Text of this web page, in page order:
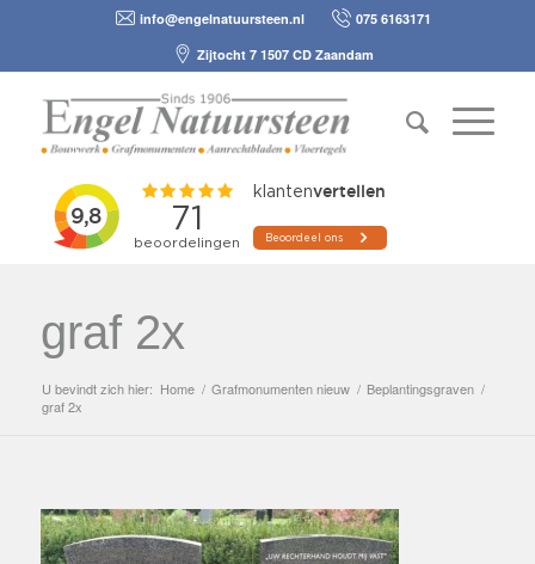
info@engelnatuursteen.nl
075 6163171
Zijtocht 7 1507 CD Zaandam
graf 2x
U bevindt zich hier: Home / Grafmonumenten nieuw / Beplantingsgraven /
graf 2x